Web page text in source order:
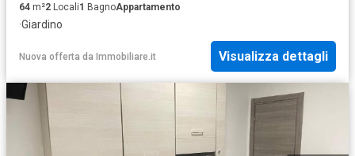
64 m²2 Locali1 BagnoAppartamento
·Giardino
Nuova offerta da Immobiliare.it Visualizza dettagli